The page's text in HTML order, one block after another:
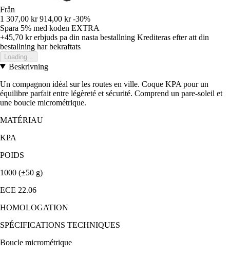
Från
1 307,00 kr 914,00 kr -30%
Spara 5% med koden EXTRA
+45,70 krerbjuds pa din nasta bestallning Krediteras efter att din
bestallning har bekraftats
Loading...
Beskrivning
Un compagnon idéal sur les routes en ville. Coque KPA pour un
équilibre parfait entre légèreté et sécurité. Comprend un pare-soleil et
une boucle micrométrique.
MATÉRIAU
KPA
POIDS
1000 (±50 g)
ECE 22.06
HOMOLOGATION
SPÉCIFICATIONS TECHNIQUES
Boucle micrométrique